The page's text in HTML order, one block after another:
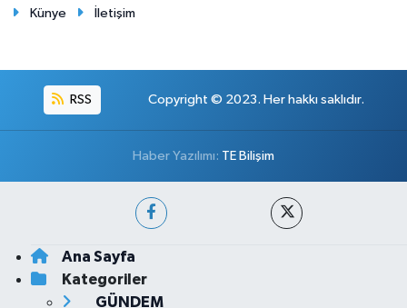
Künye İletişim
RSS Copyright © 2023. Her hakkı saklıdır.
Haber Yazılımı: TE Bilişim
Ana Sayfa
Kategoriler
GÜNDEM